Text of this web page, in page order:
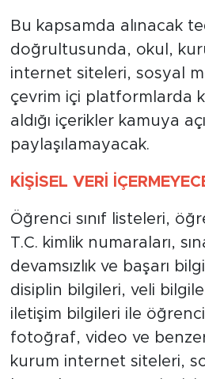
Bu kapsamda alınacak
doğrultusunda, okul,
internet siteleri, sosyal
çevrim içi platformlarda
aldığı içerikler kamuya
paylaşılamayacak.
KİŞİSEL VERİ
Öğrenci sınıf listeleri,
T.C. kimlik numaraları,
devamsızlık ve başarı
disiplin bilgileri, veli
iletişim bilgileri ile
fotoğraf, video ve
kurum internet siteleri,